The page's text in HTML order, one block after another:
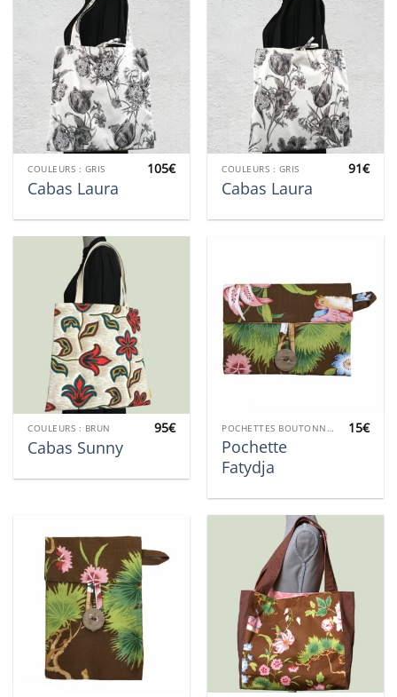
COULEURS : GRIS
Cabas Laura
105€ COULEURS : GRIS
Cabas Laura
91€
COULEURS : BRUN
Cabas Sunny
95€ POCHETTES BOUTONNÉES
Pochette
Fatydja
15€